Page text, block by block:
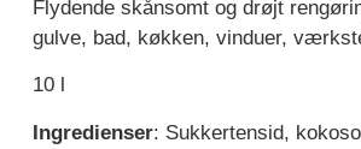
Flydende skånsomt og drøjt
gulve, bad, køkken, vinduer,
10 l
Ingredienser: Sukkertensid,